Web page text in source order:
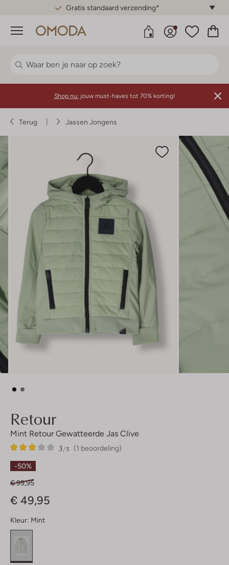
Gratis standaard verzending*
Menu
Shop nu: jouw must-haves tot 70% korting!
Terug Jassen Jongens
Retour
Mint Retour Gewatteerde Jas Clive
(1 beoordeling)
3/5
1
3
Sterren
-50%
€ 99,95
€ 49,95
Kleur: Mint